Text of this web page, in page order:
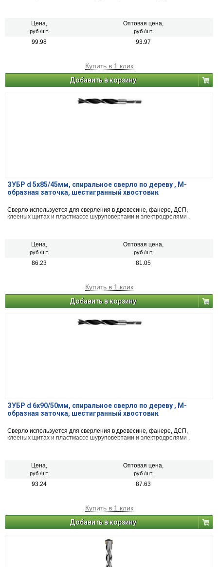
Цена,
руб./шт.
Оптовая цена,
руб./шт.
99.98 93.97
Купить в 1 клик
Добавить в корзину
ЗУБР d 5x85/45мм, спиральное сверло по дереву , М-
образная заточка, шестигранный хвостовик
Сверло используется для сверления в древесине, фанере, ДСП,
клееных щитах и пластмассе шуруповертами и электродрелями .
Цена,
руб./шт.
Оптовая цена,
руб./шт.
86.23 81.05
Купить в 1 клик
Добавить в корзину
ЗУБР d 6x90/50мм, спиральное сверло по дереву , М-
образная заточка, шестигранный хвостовик
Сверло используется для сверления в древесине, фанере, ДСП,
клееных щитах и пластмассе шуруповертами и электродрелями .
Цена,
руб./шт.
Оптовая цена,
руб./шт.
93.24 87.63
Купить в 1 клик
Добавить в корзину